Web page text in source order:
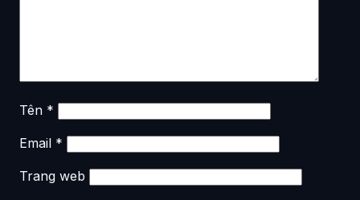
Tên *
Email *
Trang web